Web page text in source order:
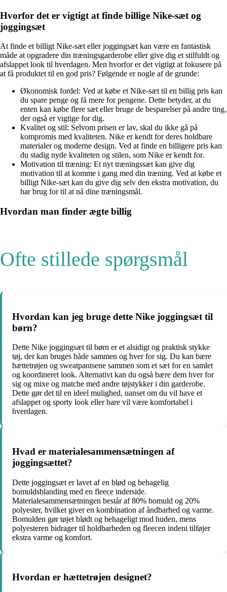
Hvorfor det er vigtigt at finde billige Nike-sæt og
joggingsæt
At finde et billigt Nike-sæt eller joggingsæt kan være en fantastisk
måde at opgradere din træningsgarderobe eller give dig et stilfuldt og
afslappet look til hverdagen. Men hvorfor er det vigtigt at fokusere på
at få produktet til en god pris? Følgende er nogle af de grunde:
Økonomisk fordel: Ved at købe et Nike-sæt til en billig pris kan
du spare penge og få mere for pengene. Dette betyder, at du
enten kan købe flere sæt eller bruge de besparelser på andre ting,
der også er vigtige for dig.
Kvalitet og stil: Selvom prisen er lav, skal du ikke gå på
kompromis med kvaliteten. Nike er kendt for deres holdbare
materialer og moderne design. Ved at finde en billigere pris kan
du stadig nyde kvaliteten og stilen, som Nike er kendt for.
Motivation til træning: Et nyt træningssæt kan give dig
motivation til at komme i gang med din træning. Ved at købe et
billigt Nike-sæt kan du give dig selv den ekstra motivation, du
har brug for til at nå dine træningsmål.
Hvordan man finder ægte billig
Ofte stillede spørgsmål
Hvordan kan jeg bruge dette Nike joggingsæt til
børn?
Dette Nike joggingsæt til børn er et alsidigt og praktisk stykke
tøj, der kan bruges både sammen og hver for sig. Du kan bære
hættetrøjen og sweatpantsene sammen som et sæt for en samlet
og koordineret look. Alternativt kan du også bære dem hver for
sig og mixe og matche med andre tøjstykker i din garderobe.
Dette gør det til en ideel mulighed, uanset om du vil have et
afslappet og sporty look eller bare vil være komfortabel i
hverdagen.
Hvad er materialesammensætningen af
joggingsættet?
Dette joggingsæt er lavet af en blød og behagelig
bomuldsblanding med en fleece inderside.
Materialesammensætningen består af 80% bomuld og 20%
polyester, hvilket giver en kombination af åndbarhed og varme.
Bomulden gør tøjet blødt og behageligt mod huden, mens
polyesteren bidrager til holdbarheden og fleecen indeni tilføjer
ekstra varme og komfort.
Hvordan er hættetrøjen designet?